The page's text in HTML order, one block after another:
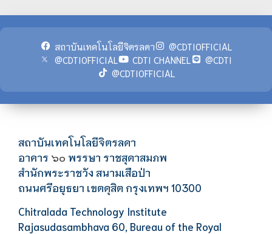
สถาบันเทคโนโลยีจิตรลดา
@CDTIOFFICIAL
@CDTIOFFICIAL
CDTI CHANNEL
@CDTI
@CDTIOFFICIAL
สถาบันเทคโนโลยีจิตรลดา
อาคาร ๖๐ พรรษา ราชสุดาสมภพ
สำนักพระราชวัง สนามเสือป่า
ถนนศรีอยุธยา เขตดุสิต กรุงเทพฯ 10300
Chitralada Technology Institute
Rajasudasambhava 60, Bureau of the Royal